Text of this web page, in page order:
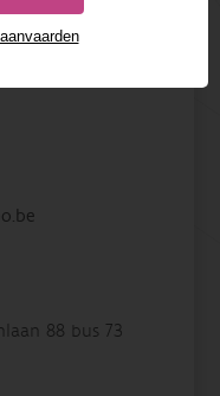
88 bus 73